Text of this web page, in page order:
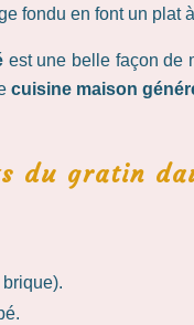
fondu en font un plat
est une belle façon de
cuisine maison
du gratin